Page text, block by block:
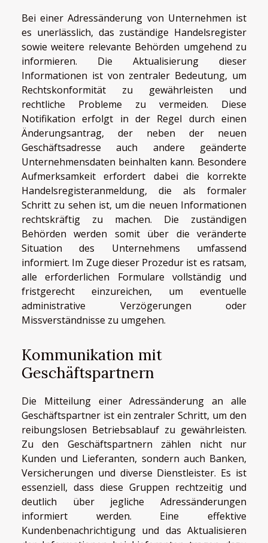
Bei einer Adressänderung von Unternehmen ist
es unerlässlich, das zuständige Handelsregister
sowie weitere relevante Behörden umgehend zu
informieren. Die Aktualisierung dieser
Informationen ist von zentraler Bedeutung, um
Rechtskonformität zu gewährleisten und
rechtliche Probleme zu vermeiden. Diese
Notifikation erfolgt in der Regel durch einen
Änderungsantrag, der neben der neuen
Geschäftsadresse auch andere geänderte
Unternehmensdaten beinhalten kann. Besondere
Aufmerksamkeit erfordert dabei die korrekte
Handelsregisteranmeldung, die als formaler
Schritt zu sehen ist, um die neuen Informationen
rechtskräftig zu machen. Die zuständigen
Behörden werden somit über die veränderte
Situation des Unternehmens umfassend
informiert. Im Zuge dieser Prozedur ist es ratsam,
alle erforderlichen Formulare vollständig und
fristgerecht einzureichen, um eventuelle
administrative Verzögerungen oder
Missverständnisse zu umgehen.
Kommunikation mit
Geschäftspartnern
Die Mitteilung einer Adressänderung an alle
Geschäftspartner ist ein zentraler Schritt, um den
reibungslosen Betriebsablauf zu gewährleisten.
Zu den Geschäftspartnern zählen nicht nur
Kunden und Lieferanten, sondern auch Banken,
Versicherungen und diverse Dienstleister. Es ist
essenziell, dass diese Gruppen rechtzeitig und
deutlich über jegliche Adressänderungen
informiert werden. Eine effektive
Kundenbenachrichtigung und das Aktualisieren